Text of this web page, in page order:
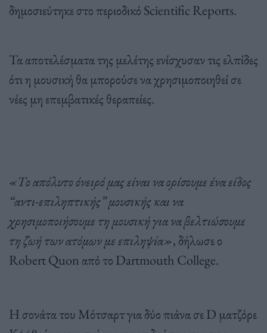
δημοσιεύτηκε στο περιοδικό Scientific Reports.
Τα αποτελέσματα της μελέτης ενίσχυσαν τις ελπίδες
ότι η μουσική θα μπορούσε να χρησιμοποιηθεί σε
νέες μη επεμβατικές θεραπείες.
«Το απόλυτο όνειρό μας είναι να ορίσουμε ένα είδος
“αντι-επιληπτικής” μουσικής και να
χρησιμοποιήσουμε τη μουσική για να βελτιώσουμε
τη ζωή των ατόμων με επιληψία», δήλωσε ο
Robert Quon από το Dartmouth College.
Η σονάτα του Μότσαρτ για δύο πιάνα σε D ματζόρε